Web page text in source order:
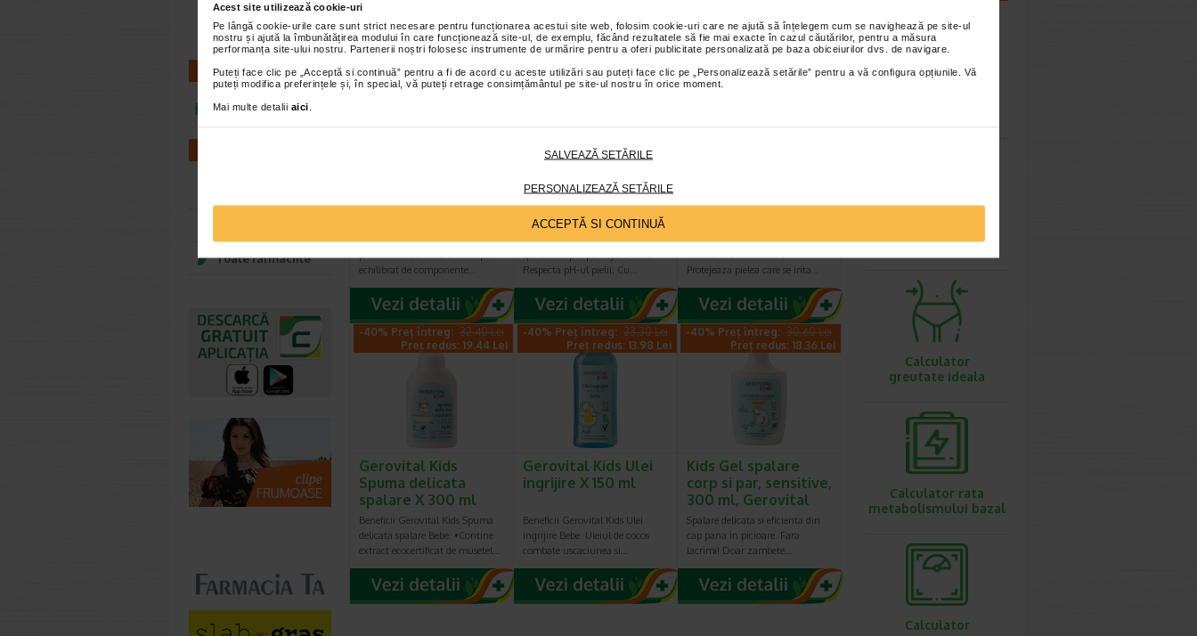
Acest site utilizează cookie-uri
Pe lângă cookie-urile care sunt strict necesare pentru funcționarea acestui site web, folosim cookie-uri care ne ajută să înțelegem cum se navighează pe site-ul
nostru și ajută la îmbunătățirea modului în care funcționează site-ul, de exemplu, făcând rezultatele să fie mai exacte în cazul căutărilor, pentru a măsura
performanța site-ului nostru. Partenerii noștri folosesc instrumente de urmărire pentru a oferi publicitate personalizată pe baza obiceiurilor dvs. de navigare.
Puteți face clic pe „Acceptă si continuă” pentru a fi de acord cu aceste utilizări sau puteți face clic pe „Personalizează setările” pentru a vă configura opțiunile. Vă
puteți modifica preferințele și, în special, vă puteți retrage consimțământul pe site-ul nostru în orice moment.
Mai multe detalii aici
SALVEAZĂ SETĂRILE
PERSONALIZEAZĂ SETĂRILE
ACCEPTĂ SI CONTINUĂ
Plătești 1, primești 2
protectoare, tub 50
Cutaden® bebe crema
protectoare contine un complex
echilibrat de componente…
-40% Preț întreg: 30.60 Lei
Preț redus: 18.36 Lei
Gerovital Kids Gel
spalare corp si par
Hydra Care X 300 ml
Beneficii Gerovital Kids Gel
spalare corp si par Hydra Care:
Respecta pH-ul pielii; Cu…
-40% Preț întreg: 24.40 Lei
Preț redus: 14.64 Lei
Petrini Forte crema
Calmeaza pielea iritata si reduce
roseata si disconfortul;
Protejeaza pielea care se irita…
-40% Preț întreg: 32.40 Lei
Preț redus: 19.44 Lei
Gerovital Kids
Spuma delicata
spalare X 300 ml
Beneficii Gerovital Kids Spuma
delicata spalare Bebe: •Contine
extract ecocertificat de musetel…
-40% Preț întreg: 23.30 Lei
Preț redus: 13.98 Lei
Gerovital Kids Ulei
ingrijire X 150 ml
Beneficii Gerovital Kids Ulei
ingrijire Bebe: Uleiul de cocos
combate uscaciunea si…
-40% Preț întreg: 30.60 Lei
Preț redus: 18.36 Lei
Kids Gel spalare
corp si par, sensitive,
300 ml, Gerovital
Spalare delicata si eficienta din
cap pana in picioare. Fara
lacrimi! Doar zambete…
Seturi cadou
Baylis&Harding
CONTACT
infoline@catena.ro
Toate farmaciile
ovulatie
Calculator
greutate ideala
Calculator rata
metabolismului bazal
Calculator